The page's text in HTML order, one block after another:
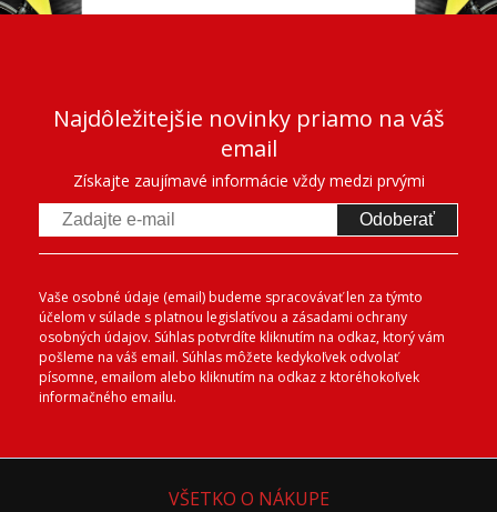
Najdôležitejšie novinky priamo na váš
email
Získajte zaujímavé informácie vždy medzi prvými
Odoberať
Vaše osobné údaje (email) budeme spracovávať len za týmto
účelom v súlade s platnou legislatívou a zásadami ochrany
osobných údajov. Súhlas potvrdíte kliknutím na odkaz, ktorý vám
pošleme na váš email. Súhlas môžete kedykoľvek odvolať
písomne, emailom alebo kliknutím na odkaz z ktoréhokoľvek
informačného emailu.
VŠETKO O NÁKUPE